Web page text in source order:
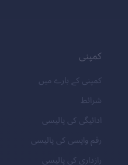
کمپنی
کمپنی کے بارے میں
شرائط
ادائیگی کی پالیسی
رقم واپسی کی پالیسی
رازداری کی پالیسی